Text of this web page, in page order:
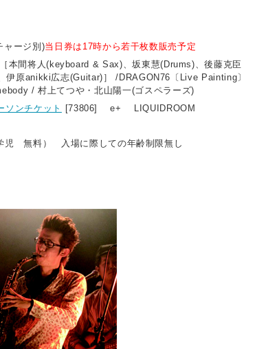
ャージ別)当日券は17時から若干枚数販売予定
本間将人(keyboard & Sax)、坂東慧(Drums)、後藤克臣
伊原anikki広志(Guitar)］ /DRAGON76〔Live Painting〕
/ 村上てつや・北山陽一(ゴスペラーズ)
ソンチケット [73806] e+ LIQUIDROOM
無料） 入場に際しての年齢制限無し